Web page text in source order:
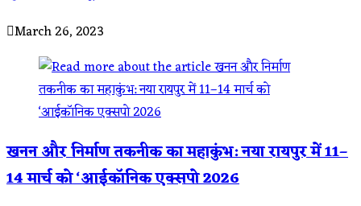
March 26, 2023
खनन और निर्माण तकनीक का महाकुंभ: नया रायपुर में 11–
14 मार्च को ‘आईकॉनिक एक्सपो 2026